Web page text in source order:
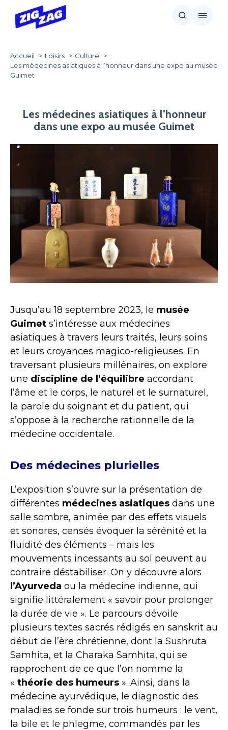
Accueil Loisirs
Culture
Les médecines asiatiques à l’honneur dans une expo au musée
Guimet
Les médecines asiatiques à l’honneur
dans une expo au musée Guimet
Jusqu’au 18 septembre 2023, le musée
Guimet s’intéresse aux médecines
asiatiques à travers leurs traités, leurs soins
et leurs croyances magico-religieuses. En
traversant plusieurs millénaires, on explore
une discipline de l’équilibre accordant
l’âme et le corps, le naturel et le surnaturel,
la parole du soignant et du patient, qui
s’oppose à la recherche rationnelle de la
médecine occidentale.
Des médecines plurielles
L’exposition s’ouvre sur la présentation de
différentes médecines asiatiques dans une
salle sombre, animée par des effets visuels
et sonores, censés évoquer la sérénité et la
fluidité des éléments – mais les
mouvements incessants au sol peuvent au
contraire déstabiliser. On y découvre alors
l’Ayurveda ou la médecine indienne, qui
signifie littéralement « savoir pour prolonger
la durée de vie ». Le parcours dévoile
plusieurs textes sacrés rédigés en sanskrit au
début de l’ère chrétienne, dont la Sushruta
Samhita, et la Charaka Samhita, qui se
rapprochent de ce que l’on nomme la
« théorie des humeurs ». Ainsi, dans la
médecine ayurvédique, le diagnostic des
maladies se fonde sur trois humeurs : le vent,
la bile et le phlegme, commandés par les